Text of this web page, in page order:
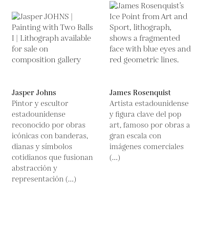
Jasper Johns
Pintor y escultor
estadounidense
reconocido por obras
icónicas con banderas,
dianas y símbolos
cotidianos que fusionan
abstracción y
representación (...)
James Rosenquist
Artista estadounidense
y figura clave del pop
art, famoso por obras a
gran escala con
imágenes comerciales
(...)